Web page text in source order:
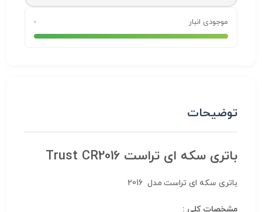
موجودی انبار -
توضیحات
باتری سکه ای تراست Trust CR2016
باتری سکه ای تراست مدل 2016
مشخصات کلی :